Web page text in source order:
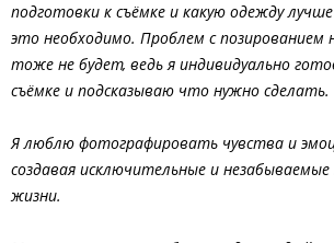
подготовки к съёмке и какую одежду
это необходимо. Проблем с позированием
тоже не будет, ведь я индивидуально
съёмке и подсказываю что нужно сделать.
Я люблю фотографировать чувства и
создавая исключительные и
жизни.